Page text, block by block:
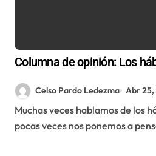
Columna de opinión: Los
Celso Pardo Ledezma Abr
Muchas veces hablamos de los hábitos, pero en realidad
pocas veces nos ponemos a